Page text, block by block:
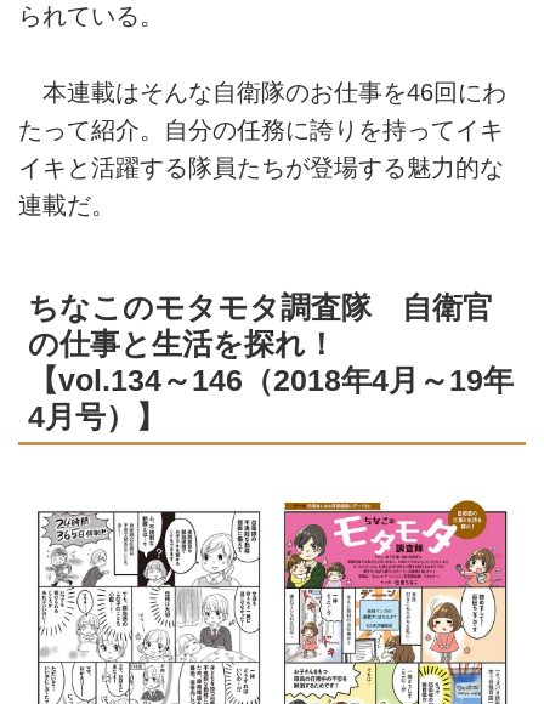
られている。
本連載はそんな自衛隊のお仕事を46回にわ
たって紹介。自分の任務に誇りを持ってイキ
イキと活躍する隊員たちが登場する魅力的な
連載だ。
ちなこのモタモタ調査隊 自衛官
の仕事と生活を探れ！
【vol.134～146（2018年4月～19年
4月号）】